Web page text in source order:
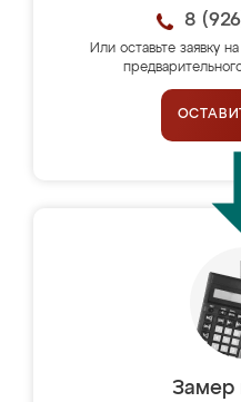
8
Или оставьте заявку
Замер